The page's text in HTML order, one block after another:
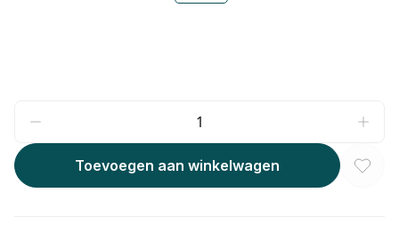
Toevoegen aan winkelwagen